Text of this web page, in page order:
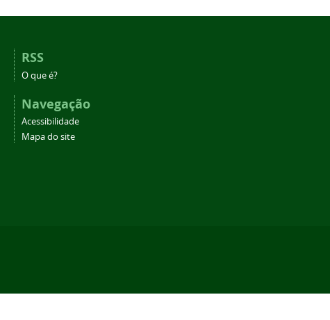
RSS
O que é?
Navegação
Acessibilidade
Mapa do site